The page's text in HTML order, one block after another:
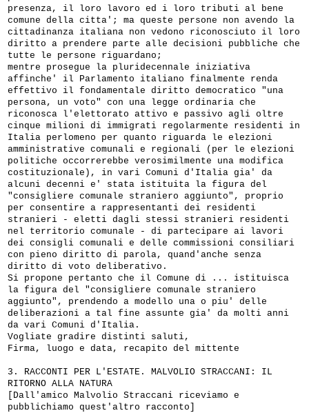
presenza, il loro lavoro ed i loro tributi al bene
comune della citta'; ma queste persone non avendo la
cittadinanza italiana non vedono riconosciuto il loro
diritto a prendere parte alle decisioni pubbliche che
tutte le persone riguardano;
mentre prosegue la pluridecennale iniziativa
affinche' il Parlamento italiano finalmente renda
effettivo il fondamentale diritto democratico "una
persona, un voto" con una legge ordinaria che
riconosca l'elettorato attivo e passivo agli oltre
cinque milioni di immigrati regolarmente residenti in
Italia perlomeno per quanto riguarda le elezioni
amministrative comunali e regionali (per le elezioni
politiche occorrerebbe verosimilmente una modifica
costituzionale), in vari Comuni d'Italia gia' da
alcuni decenni e' stata istituita la figura del
"consigliere comunale straniero aggiunto", proprio
per consentire a rappresentanti dei residenti
stranieri - eletti dagli stessi stranieri residenti
nel territorio comunale - di partecipare ai lavori
dei consigli comunali e delle commissioni consiliari
con pieno diritto di parola, quand'anche senza
diritto di voto deliberativo.
Si propone pertanto che il Comune di ... istituisca
la figura del "consigliere comunale straniero
aggiunto", prendendo a modello una o piu' delle
deliberazioni a tal fine assunte gia' da molti anni
da vari Comuni d'Italia.
Vogliate gradire distinti saluti,
Firma, luogo e data, recapito del mittente
3. RACCONTI PER L'ESTATE. MALVOLIO STRACCANI: IL
RITORNO ALLA NATURA
[Dall'amico Malvolio Straccani riceviamo e
pubblichiamo quest'altro racconto]